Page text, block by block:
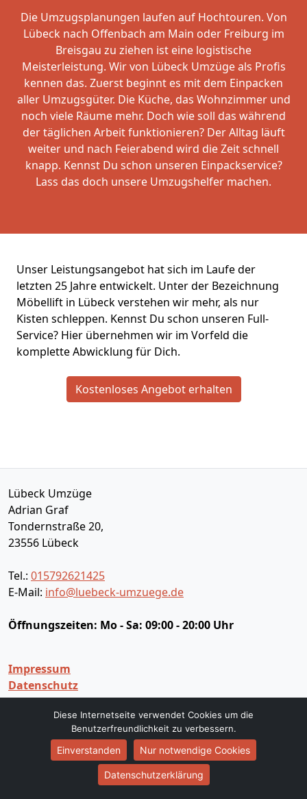
Die Umzugsplanungen laufen auf Hochtouren. Von
Lübeck nach Offenbach am Main oder Freiburg im
Breisgau zu ziehen ist eine logistische
Meisterleistung. Wir von Lübeck Umzüge als Profis
kennen das. Zuerst beginnt es mit dem Einpacken
aller Umzugsgüter. Die Küche, das Wohnzimmer und
noch viele Räume mehr. Doch wie soll das während
der täglichen Arbeit funktionieren? Der Alltag läuft
weiter und nach Feierabend wird die Zeit schnell
knapp. Kennst Du schon unseren Einpackservice?
Lass das doch unsere Umzugshelfer machen.
Unser Leistungsangebot hat sich im Laufe der
letzten 25 Jahre entwickelt. Unter der Bezeichnung
Möbellift in Lübeck verstehen wir mehr, als nur
Kisten schleppen. Kennst Du schon unseren Full-
Service? Hier übernehmen wir im Vorfeld die
komplette Abwicklung für Dich.
Kostenloses Angebot erhalten
Lübeck Umzüge
Adrian Graf
Tondernstraße 20,
23556 Lübeck
Tel.: 015792621425
E-Mail: info@luebeck-umzuege.de
Öffnungszeiten: Mo - Sa: 09:00 - 20:00 Uhr
Impressum
Datenschutz
Umzugsservice
Umzugsservice Lübeck
Büroumzug Lübeck
Fernumzug Lübeck
Diese Internetseite verwendet Cookies um die
Benutzerfreundlichkeit zu verbessern.
Einverstanden Nur notwendige Cookies
Datenschutzerklärung